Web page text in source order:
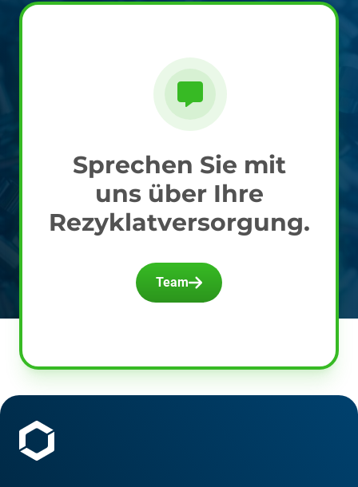
Sprechen Sie mit
uns über Ihre
Rezyklatversorgung.
Team